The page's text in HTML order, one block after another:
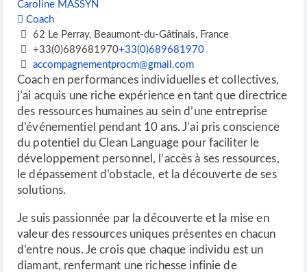
Caroline MASSYN
Coach
62 Le Perray, Beaumont-du-Gâtinais, France
+33(0)689681970+33(0)689681970
accompagnementprocm@gmail.com
Coach en performances individuelles et collectives,
j’ai acquis une riche expérience en tant que directrice
des ressources humaines au sein d’une entreprise
d’événementiel pendant 10 ans. J’ai pris conscience
du potentiel du Clean Language pour faciliter le
développement personnel, l’accès à ses ressources,
le dépassement d’obstacle, et la découverte de ses
solutions.
Je suis passionnée par la découverte et la mise en
valeur des ressources uniques présentes en chacun
d’entre nous. Je crois que chaque individu est un
diamant, renfermant une richesse infinie de